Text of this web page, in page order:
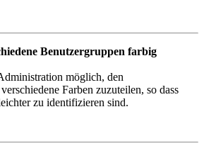
Benutzergruppen farbig
möglich, den
Farben zuzuteilen, so dass
zu identifizieren sind.